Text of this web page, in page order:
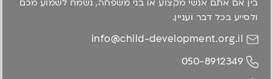
בין אם אתם אנשי מקצוע או בני משפחה, נשמח לשמוע מכם
ולסייע בכל דבר ועניין.
info@child-development.org.il
050-8912349